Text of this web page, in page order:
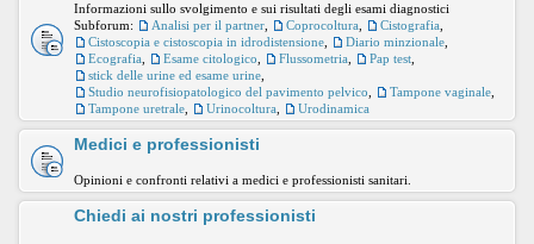
Informazioni sullo svolgimento e sui risultati degli esami diagnostici
Subforum:
Analisi per il partner Coprocoltura Cistografia
Cistoscopia e cistoscopia in idrodistensione
Diario minzionale
Ecografia
Esame citologico Flussometria Pap test
stick delle urine ed esame urine
Studio neurofisiopatologico del pavimento pelvico
Tampone vaginale
Tampone uretrale
Urinocoltura Urodinamica
Medici e professionisti
Opinioni e confronti relativi a medici e professionisti sanitari.
Chiedi ai nostri professionisti